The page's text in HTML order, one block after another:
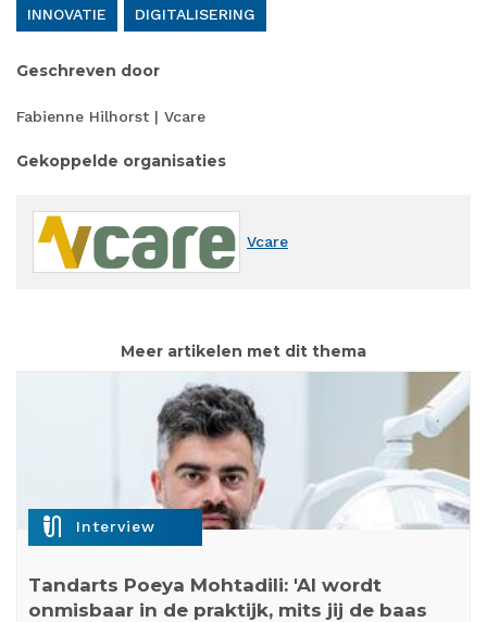
INNOVATIE DIGITALISERING
Geschreven door
Fabienne Hilhorst | Vcare
Gekoppelde organisaties
Vcare
Meer artikelen met dit thema
mic_external_on Interview
Tandarts Poeya Mohtadili: 'AI wordt
onmisbaar in de praktijk, mits jij de baas